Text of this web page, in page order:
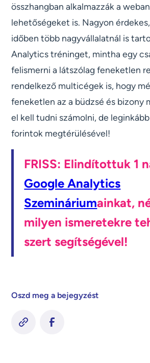
összhangban alkalmazzák a
lehetőségeket is. Nagyon
időben több nagyvállalatnál is
Analytics tréninget, mintha egy
felismerni a látszólag feneketlen
rendelkező multicégek is, hogy
feneketlen az a büdzsé és bizony
el kell tudni számolni, de
forintok megtérülésével!
FRISS: Elindítottuk 1
Google Analytics
Szemináriumainkat,
milyen ismeretekre
szert segítségével!
Oszd meg a bejegyzést